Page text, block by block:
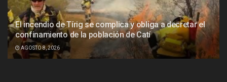
El incendio de Tírig se complica y obliga a decretar el
confinamiento de la población de Catí
AGOSTO 8, 2026